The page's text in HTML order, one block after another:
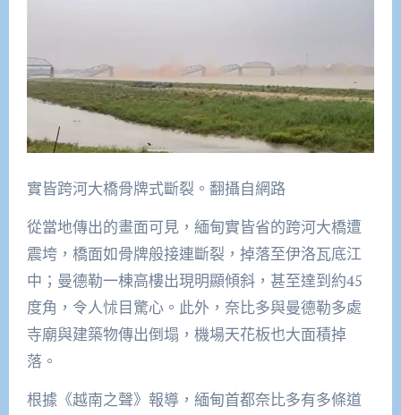
實皆跨河大橋骨牌式斷裂。翻攝自網路
從當地傳出的畫面可見，緬甸實皆省的跨河大橋遭
震垮，橋面如骨牌般接連斷裂，掉落至伊洛瓦底江
中；曼德勒一棟高樓出現明顯傾斜，甚至達到約45
度角，令人怵目驚心。此外，奈比多與曼德勒多處
寺廟與建築物傳出倒塌，機場天花板也大面積掉
落。
根據《越南之聲》報導，緬甸首都奈比多有多條道